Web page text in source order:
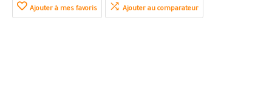
Ajouter à mes favoris Ajouter au comparateur